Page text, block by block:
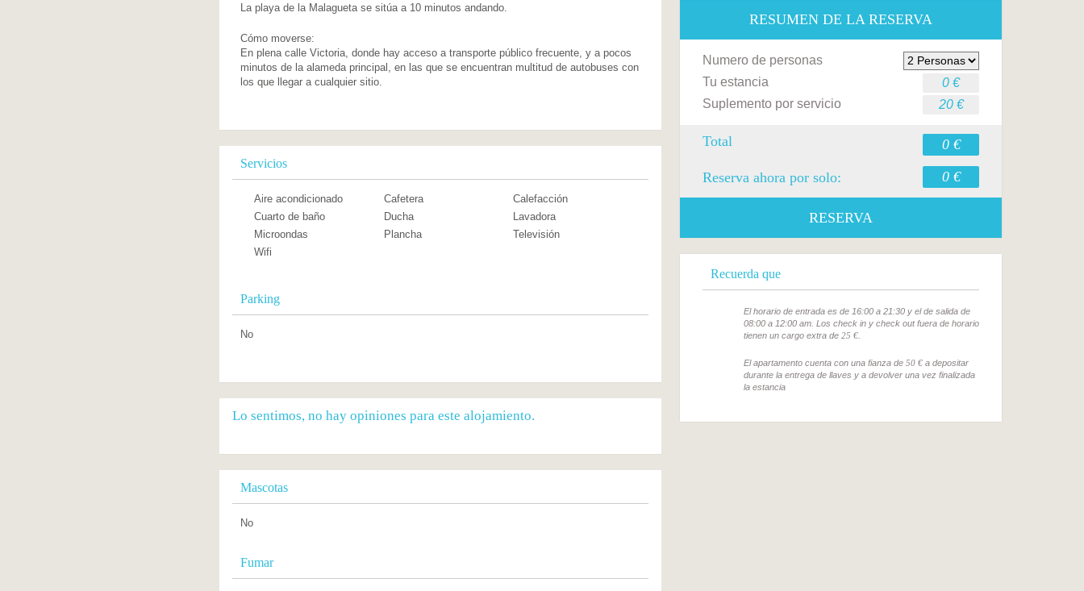
La playa de la Malagueta se sitúa a 10 minutos andando.
Cómo moverse:
En plena calle Victoria, donde hay acceso a transporte público frecuente, y a pocos
minutos de la alameda principal, en las que se encuentran multitud de autobuses con
los que llegar a cualquier sitio.
Servicios
Aire acondicionado Cafetera
Calefacción
Cuarto de baño
Ducha
Lavadora
Microondas
Plancha
Televisión
Wifi
Parking
No
Lo sentimos, no hay opiniones para este alojamiento.
Mascotas
No
Fumar
RESUMEN DE LA RESERVA
Numero de personas
Tu estancia
0 €
Suplemento por servicio
20 €
Total 0 €
Reserva ahora por solo: 0 €
RESERVA
Recuerda que
El horario de entrada es de 16:00 a 21:30 y el de salida de
08:00 a 12:00 am. Los check in y check out fuera de horario
tienen un cargo extra de 25 €.
El apartamento cuenta con una fianza de 50 €a depositar
durante la entrega de llaves y a devolver una vez finalizada
la estancia